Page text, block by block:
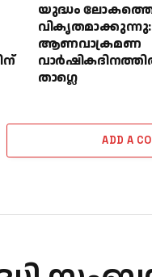
യുദ്ധം
വികൃതമാക്കുന്നു:
ആണവാക്രമണ
താഗ്ലെ
ADD A